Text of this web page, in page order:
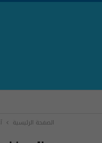
الصفحة الرئيسية